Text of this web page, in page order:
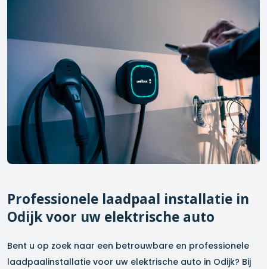
Professionele laadpaal installatie in
Odijkvoor uw elektrische auto
Bent u op zoek naar een betrouwbare en professionele
laadpaalinstallatie voor uw elektrische auto in Odijk? Bij